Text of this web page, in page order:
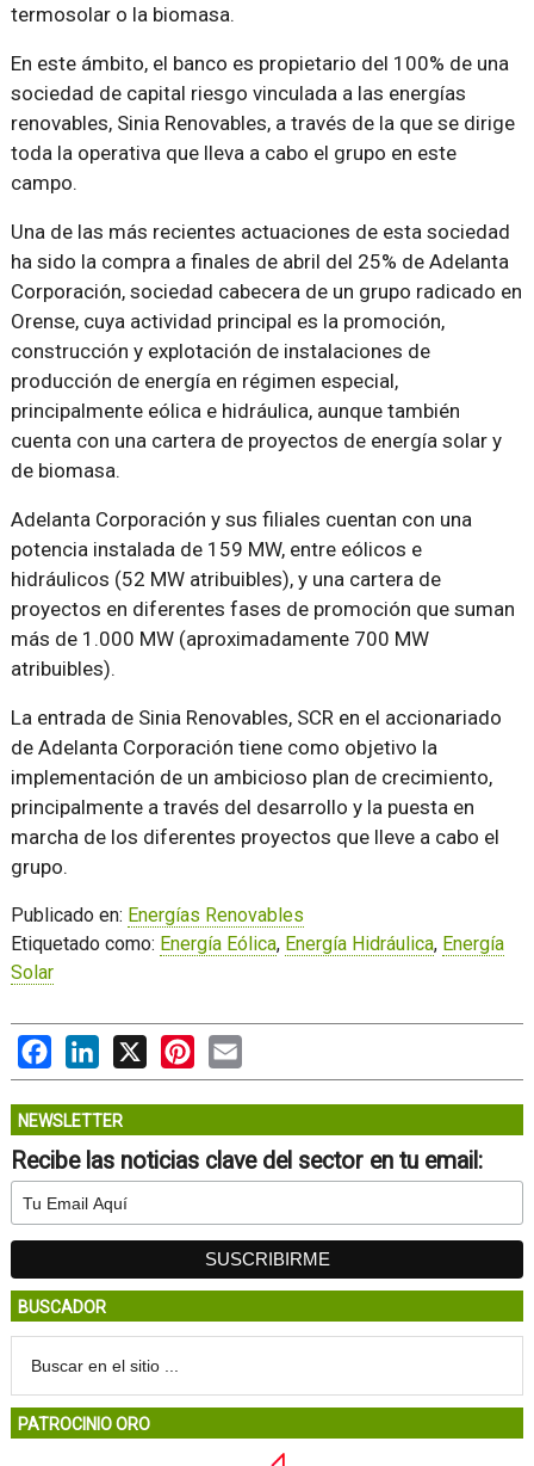
termosolar o la biomasa.
En este ámbito, el banco es propietario del 100% de una
sociedad de capital riesgo vinculada a las energías
renovables, Sinia Renovables, a través de la que se dirige
toda la operativa que lleva a cabo el grupo en este
campo.
Una de las más recientes actuaciones de esta sociedad
ha sido la compra a finales de abril del 25% de Adelanta
Corporación, sociedad cabecera de un grupo radicado en
Orense, cuya actividad principal es la promoción,
construcción y explotación de instalaciones de
producción de energía en régimen especial,
principalmente eólica e hidráulica, aunque también
cuenta con una cartera de proyectos de energía solar y
de biomasa.
Adelanta Corporación y sus filiales cuentan con una
potencia instalada de 159 MW, entre eólicos e
hidráulicos (52 MW atribuibles), y una cartera de
proyectos en diferentes fases de promoción que suman
más de 1.000 MW (aproximadamente 700 MW
atribuibles).
La entrada de Sinia Renovables, SCR en el accionariado
de Adelanta Corporación tiene como objetivo la
implementación de un ambicioso plan de crecimiento,
principalmente a través del desarrollo y la puesta en
marcha de los diferentes proyectos que lleve a cabo el
grupo.
Publicado en: Energías Renovables
Etiquetado como: Energía Eólica, Energía Hidráulica, Energía
Solar
FacebookLinkedIn
X PinterestEmail
NEWSLETTER
Recibe las noticias clave del sector en tu email:
BUSCADOR
PATROCINIO ORO